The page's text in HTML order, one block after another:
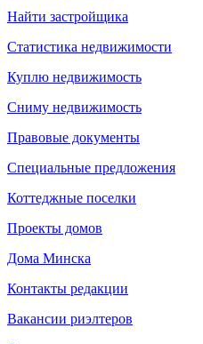
Найти застройщика
Статистика недвижимости
Куплю недвижимость
Сниму недвижимость
Правовые документы
Специальные предложения
Коттеджные поселки
Проекты домов
Дома Минска
Контакты редакции
Вакансии риэлтеров